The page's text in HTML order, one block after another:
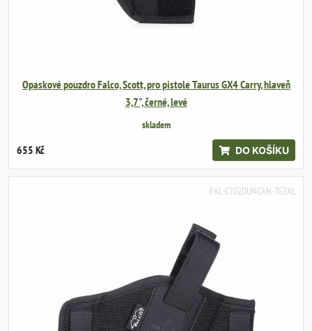
Opaskové pouzdro Falco, Scott, pro pistole Taurus GX4 Carry, hlaveň
3,7", černé, levé
skladem
655 Kč DO KOŠÍKU
FAL-C702DUNCAN-TG3XL